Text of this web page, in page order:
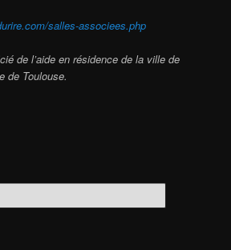
salles-associees.php
de l’aide en résidence de la ville de
de Toulouse.